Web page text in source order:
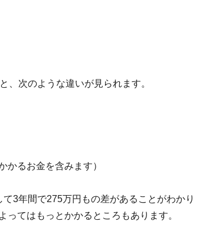
、次のような違いが見られます。
かるお金を含みます）
3年間で275万円もの差があることがわかり
てはもっとかかるところもあります。